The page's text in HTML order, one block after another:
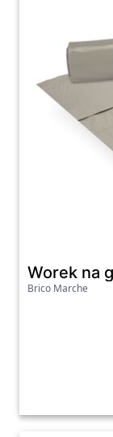
Worek na
Brico Marche